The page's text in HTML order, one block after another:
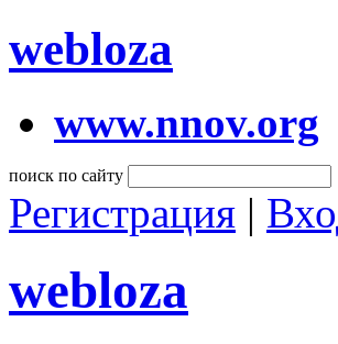
webloza
www.nnov.org
поиск по сайту
Регистрация |
webloza